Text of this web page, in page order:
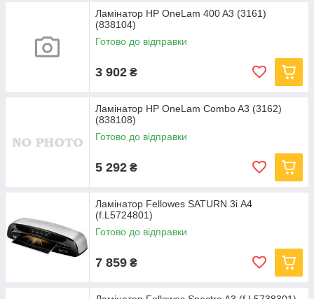
Ламінатор HP OneLam 400 A3 (3161)
(838104)
Готово до відправки
3 902 ₴
Ламінатор HP OneLam Combo A3 (3162)
(838108)
Готово до відправки
5 292 ₴
Ламінатор Fellowes SATURN 3i А4
(f.L5724801)
Готово до відправки
7 859 ₴